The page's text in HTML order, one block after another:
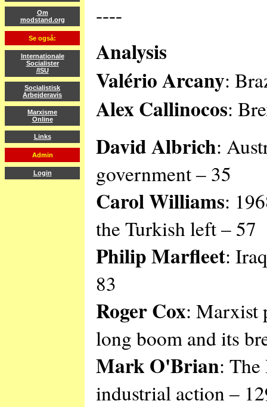
Om
modstand.org
Se også:
Internationale
Socialister
/ISU
Socialistisk
Arbejderavis
Marxisme
Online
Links
Admin
Login
----
Analysis
Valério Arcany:
Alex Callinocos:
David Albrich:
government – 35
Carol Williams:
the Turkish left – 57
Philip Marfleet:
83
Roger Cox: Marxist
long boom and its
Mark O'Brian:
industrial action –